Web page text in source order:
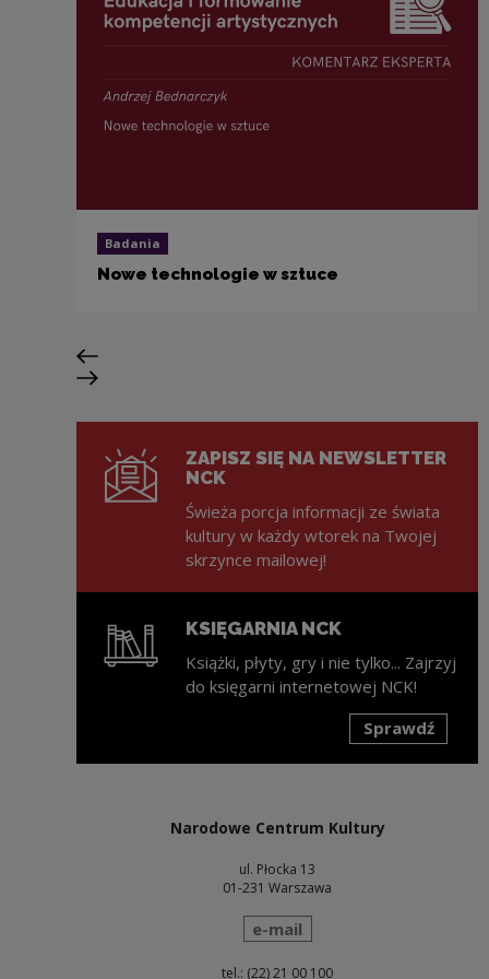
Badania
Nowe technologie w sztuce
Poprzedni slajd
Następny slajd
ZAPISZ SIĘ NA NEWSLETTER
NCK
Świeża porcja informacji ze świata
kultury w każdy wtorek na Twojej
skrzynce mailowej!
KSIĘGARNIA NCK
Książki, płyty, gry i nie tylko... Zajrzyj
do księgarni internetowej NCK!
Sprawdź
Narodowe Centrum Kultury
ul. Płocka 13
01-231 Warszawa
wyślij wiadomość
e-mail
tel.: (22) 21 00 100